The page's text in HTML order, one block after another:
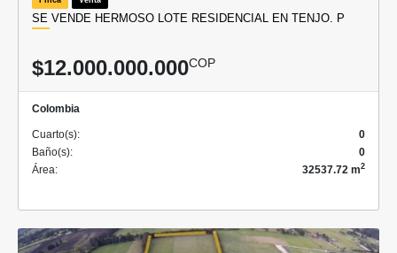
SE VENDE HERMOSO LOTE RESIDENCIAL EN TENJO. P
$12.000.000.000COP
Colombia
Cuarto(s):
0
Baño(s):
0
Área:
32537.72 m2